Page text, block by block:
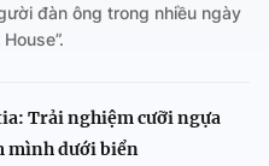
đàn ông trong nhiều ngày
Trải nghiệm cưỡi ngựa
mình dưới biển